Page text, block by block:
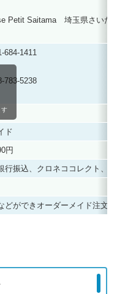
Petit Saitama 埼玉県さいた
684-1411
783-5238
ド
円
行振込、クロネココレクト、
どができオーダーメイド注文
す